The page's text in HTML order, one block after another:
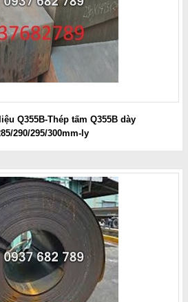
Q355B-Thép tấm Q355B dày
290/295/300mm-ly